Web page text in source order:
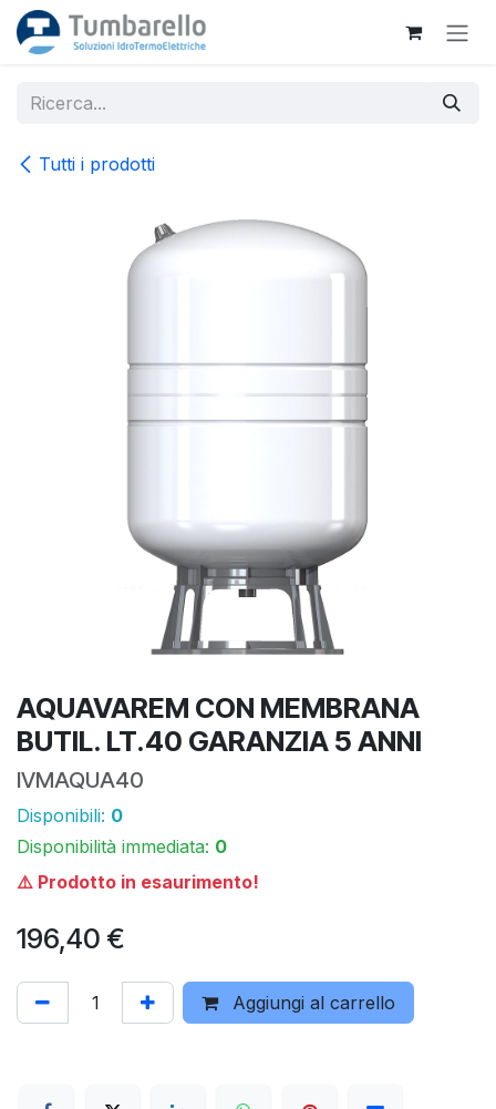
Passa al contenuto
Tutti i prodotti
AQUAVAREM CON MEMBRANA
BUTIL. LT.40 GARANZIA 5 ANNI
IVMAQUA40
Disponibili: 0
Disponibilità immediata: 0
⚠️ Prodotto in esaurimento!
196,40 €
Aggiungi al carrello